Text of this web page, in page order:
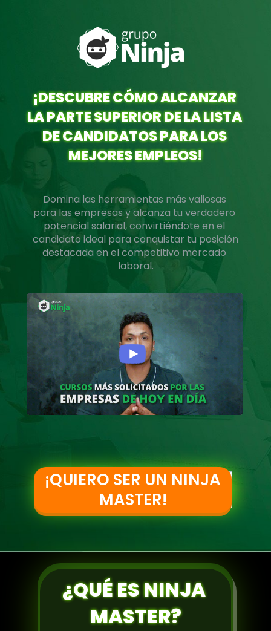
Domina las herramientas más valiosas
para las empresas y alcanza tu verdadero
potencial salarial, convirtiéndote en el
candidato ideal para conquistar tu posición
destacada en el competitivo mercado
laboral.
¡QUIERO SER UN NINJA
MASTER!
¡DESCUBRE CÓMO ALCANZAR
LA PARTE SUPERIOR DE LA LISTA
DE CANDIDATOS PARA LOS
MEJORES EMPLEOS!
¿QUÉ ES NINJA
MASTER?